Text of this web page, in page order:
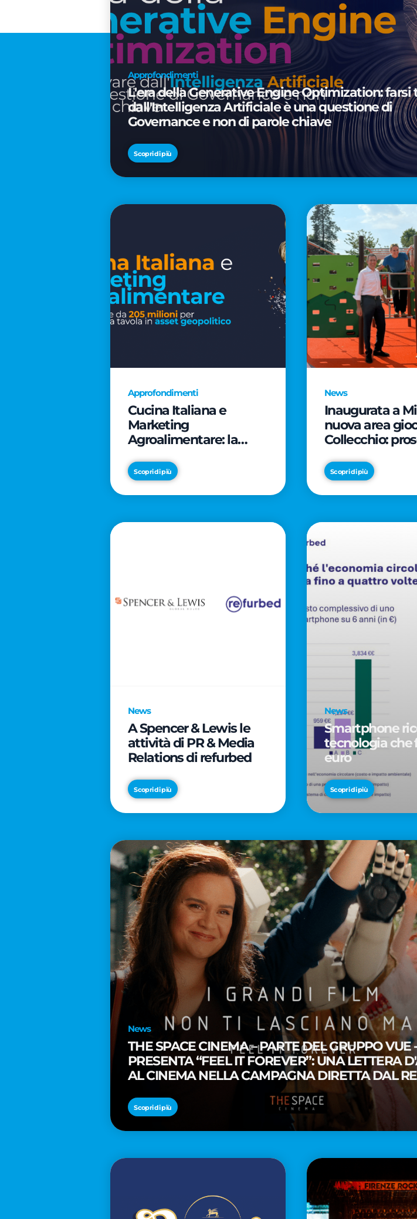
Approfondimenti
L'era della Generative Engine Optimization: farsi
dall'Intelligenza Artificiale è una questione di
Governance e non di parole chiave
Scopri di più
Approfondimenti
Cucina Italiana e
Marketing
Agroalimentare: la
milioni per trasformare
la tavola in asset
geopolitico
Scopri di più
News
Inaugurata a
nuova area
Collecchio:
SmartCityLife
spazi pubblici
Municipio 8
Scopri di più
News
A Spencer & Lewis le
attività di PR & Media
Relations di refurbed
Scopri di più
News
Smartphone
tecnologia che
euro
Scopri di più
News
THE SPACE CINEMA – PARTE DEL GRUPPO VUE -
PRESENTA “FEEL IT FOREVER”: UNA LETTERA
AL CINEMA NELLA CAMPAGNA DIRETTA DAL
PREMIO OSCAR® TAIKA WAITITI
Scopri di più